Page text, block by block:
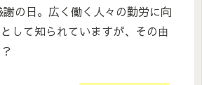
の日。広く働く人々の勤労に向
して知られていますが、その由